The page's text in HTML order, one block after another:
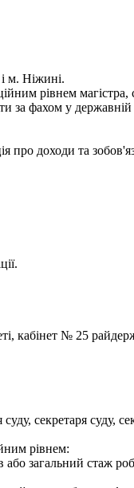
м. Ніжині.
рівнем магістра,
за фахом у
про доходи та
кабінет № 25
секретаря суду,
рівнем:
або загальний стаж